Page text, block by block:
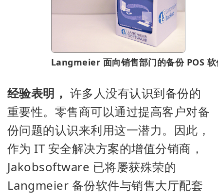
Langmeier 面向销售部门的备份 POS 软
经验表明， 许多人没有认识到备份的
重要性。零售商可以通过提高客户对备
份问题的认识来利用这一潜力。因此，
作为 IT 安全解决方案的增值分销商，
Jakobsoftware 已将屡获殊荣的
Langmeier 备份软件与销售大厅配套